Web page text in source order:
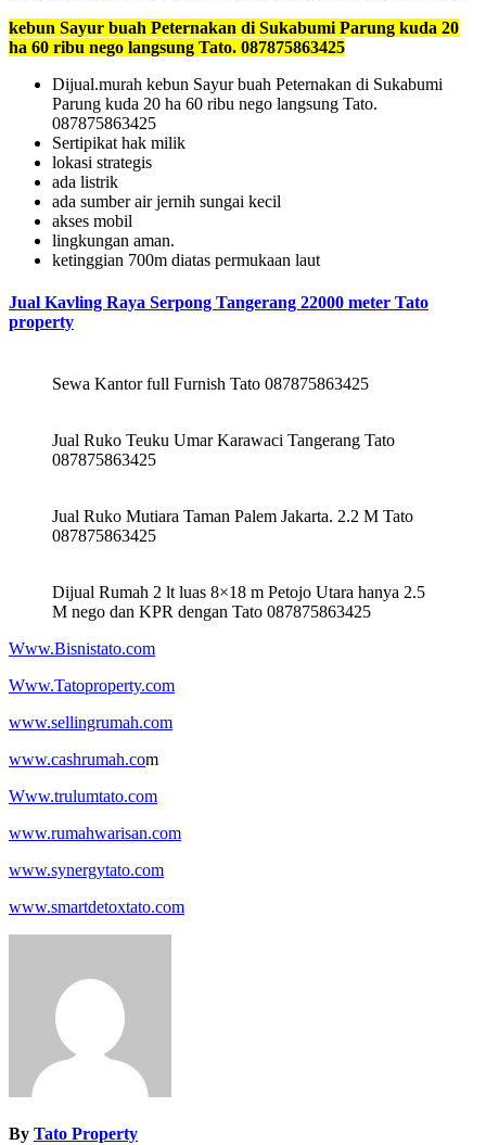
kebun Sayur buah Peternakan di Sukabumi Parung kuda 20
ha 60 ribu nego langsung Tato. 087875863425
Dijual.murah kebun Sayur buah Peternakan di Sukabumi
Parung kuda 20 ha 60 ribu nego langsung Tato.
087875863425
Sertipikat hak milik
lokasi strategis
ada listrik
ada sumber air jernih sungai kecil
akses mobil
lingkungan aman.
ketinggian 700m diatas permukaan laut
Jual Kavling Raya Serpong Tangerang 22000 meter Tato
property
Sewa Kantor full Furnish Tato 087875863425
Jual Ruko Teuku Umar Karawaci Tangerang Tato
087875863425
Jual Ruko Mutiara Taman Palem Jakarta. 2.2 M Tato
087875863425
Dijual Rumah 2 lt luas 8×18 m Petojo Utara hanya 2.5
M nego dan KPR dengan Tato 087875863425
Www.Bisnistato.com
Www.Tatoproperty.com
www.sellingrumah.com
www.cashrumah.com
Www.trulumtato.com
www.rumahwarisan.com
www.synergytato.com
www.smartdetoxtato.com
By Tato Property